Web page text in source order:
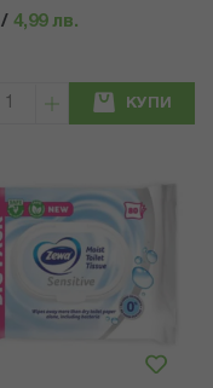
/ 4,99 лв.
КУПИ